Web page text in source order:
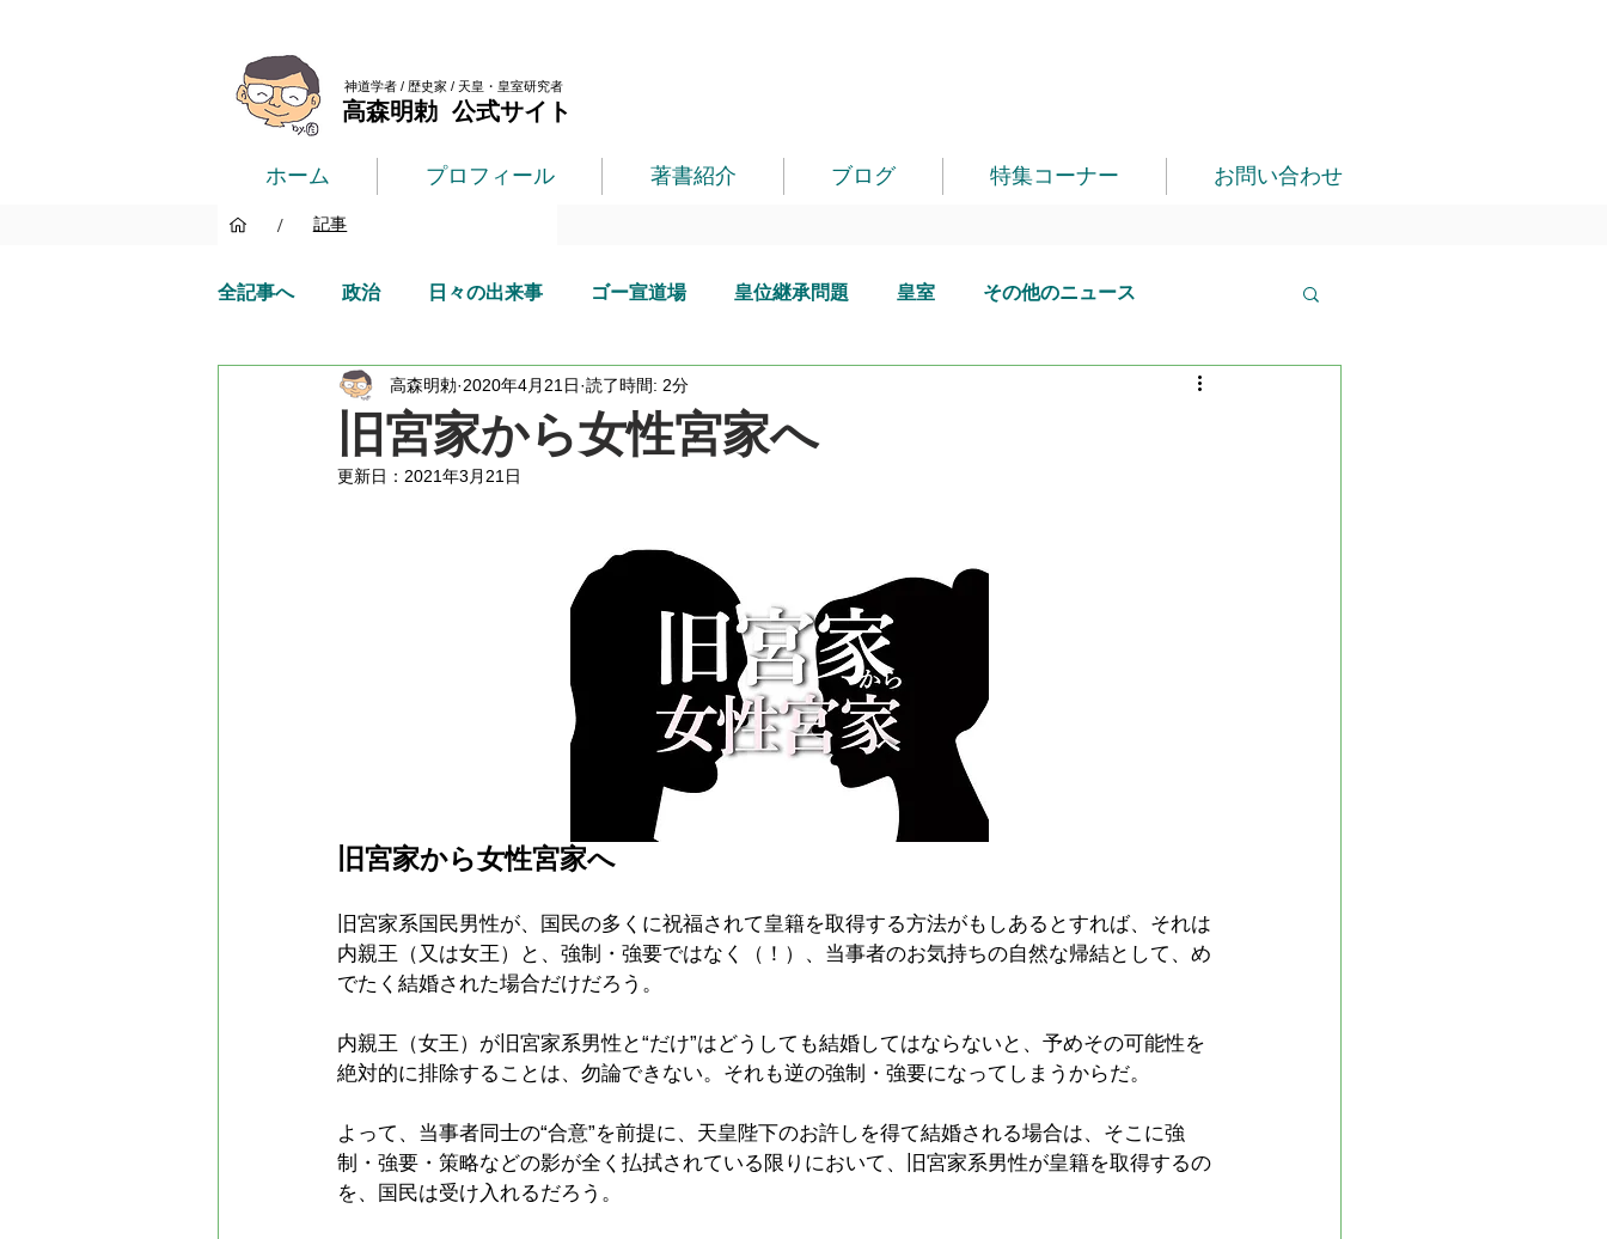
神道学者 / 歴史家 / 天皇・皇室研究者
高森明勅 公式サイト
ホーム プロフィール 著書紹介 ブログ 特集コーナー お問い合わせ
/ 記事
全記事へ 政治 日々の出来事 ゴー宣道場 皇位継承問題 皇室 その他のニュース
旧宮家から女性宮家へ
高森明勅 2020年4月21日 読了時間: 2分
更新日： 2021年3月21日
旧宮家から女性宮家へ
旧宮家系国民男性が、国民の多くに祝福されて皇籍を取得する方法がもしあるとすれば、それは
内親王（又は女王）と、強制・強要ではなく（！）、当事者のお気持ちの自然な帰結として、め
でたく結婚された場合だけだろう。
内親王（女王）が旧宮家系男性と“だけ”はどうしても結婚してはならないと、予めその可能性を
絶対的に排除することは、勿論できない。それも逆の強制・強要になってしまうからだ。
よって、当事者同士の“合意”を前提に、天皇陛下のお許しを得て結婚される場合は、そこに強
制・強要・策略などの影が全く払拭されている限りにおいて、旧宮家系男性が皇籍を取得するの
を、国民は受け入れるだろう。